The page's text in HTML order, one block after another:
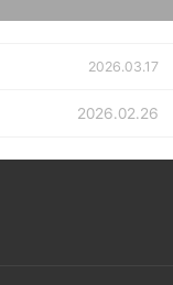
2026.03.17
2026.02.26